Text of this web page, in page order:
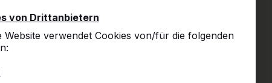
von Drittanbietern
Website verwendet Cookies von/für die folgenden